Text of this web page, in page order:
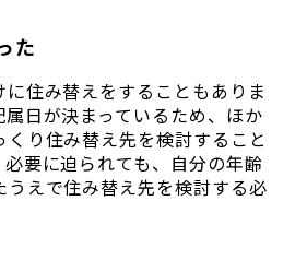
た
住み替えをすることもありま
日が決まっているため、ほか
り住み替え先を検討すること
要に迫られても、自分の年齢
えで住み替え先を検討する必